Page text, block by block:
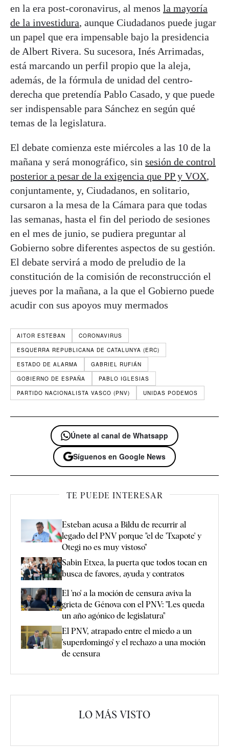
en la era post-coronavirus, al menos la mayoría
de la investidura, aunque Ciudadanos puede jugar
un papel que era impensable bajo la presidencia
de Albert Rivera. Su sucesora, Inés Arrimadas,
está marcando un perfil propio que la aleja,
además, de la fórmula de unidad del centro-
derecha que pretendía Pablo Casado, y que puede
ser indispensable para Sánchez en según qué
temas de la legislatura.
El debate comienza este miércoles a las 10 de la
mañana y será monográfico, sin sesión de control
posterior a pesar de la exigencia que PP y VOX,
conjuntamente, y, Ciudadanos, en solitario,
cursaron a la mesa de la Cámara para que todas
las semanas, hasta el fin del periodo de sesiones
en el mes de junio, se pudiera preguntar al
Gobierno sobre diferentes aspectos de su gestión.
El debate servirá a modo de preludio de la
constitución de la comisión de reconstrucción el
jueves por la mañana, a la que el Gobierno puede
acudir con sus apoyos muy mermados
AITOR ESTEBAN
CORONAVIRUS
ESQUERRA REPUBLICANA DE CATALUNYA (ERC)
ESTADO DE ALARMA
GABRIEL RUFIÁN
GOBIERNO DE ESPAÑA
PABLO IGLESIAS
PARTIDO NACIONALISTA VASCO (PNV)
UNIDAS PODEMOS
Únete al canal de Whatsapp
Síguenos en Google News
TE PUEDE INTERESAR
Esteban acusa a Bildu de recurrir al
legado del PNV porque "el de 'Txapote' y
Otegi no es muy vistoso"
Sabin Etxea, la puerta que todos tocan en
busca de favores, ayuda y contratos
El 'no' a la moción de censura aviva la
grieta de Génova con el PNV: "Les queda
un año agónico de legislatura"
El PNV, atrapado entre el miedo a un
'superdomingo' y el rechazo a una moción
de censura
LO MÁS VISTO